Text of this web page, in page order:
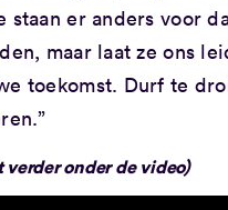
staan er anders voor
maar laat ze ons
toekomst. Durf te
verder onder de video)